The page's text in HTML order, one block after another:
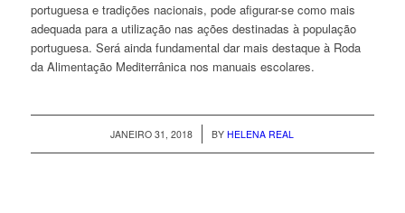
portuguesa e tradições nacionais, pode afigurar-se como mais
adequada para a utilização nas ações destinadas à população
portuguesa. Será ainda fundamental dar mais destaque à Roda
da Alimentação Mediterrânica nos manuais escolares.
JANEIRO 31, 2018
/ BYHELENA REAL